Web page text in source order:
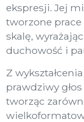
ekspresji. Jej
tworzone prace
skalę,
duchowość i
Z
prawdziwy
tworząc